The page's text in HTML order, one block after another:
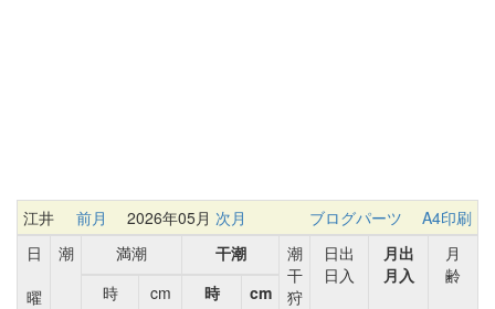
江井 前月 2026年05月 次月 ブログパーツ
A4印刷
日
曜
潮 満潮 干潮
潮
干
狩
日出
日入
月出
月入
月
齢
時
cm 時
cm